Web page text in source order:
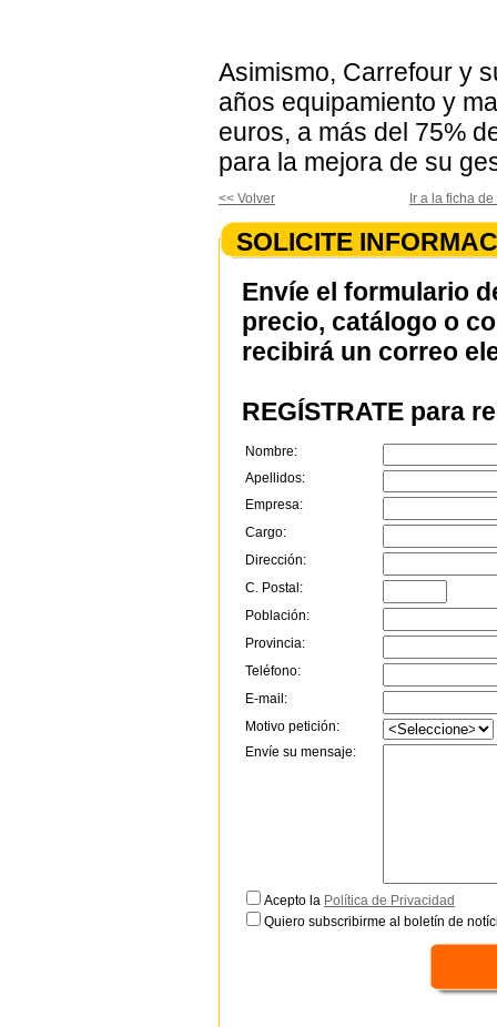
Asimismo, Carrefour y
años equipamiento y
euros, a más del 75%
para la mejora de su
<< Volver Ir a la ficha
SOLICITE
Envíe el formulario
precio, catálogo o
recibirá un correo
REGÍSTRATE para
Nombre:
Apellidos:
Empresa:
Cargo:
Dirección:
C. Postal:
Población:
Provincia:
Teléfono:
E-mail:
Motivo petición:
Envíe su mensaje:
Acepto la Política de Privacidad
Quiero subscribirme al boletín de